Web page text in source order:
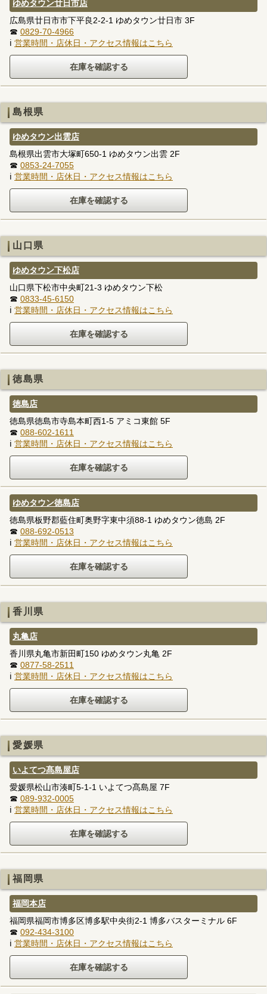
ゆめタウン廿日市店
広島県廿日市市下平良2-2-1 ゆめタウン廿日市 3F
☎ 0829-70-4966
ℹ 営業時間・店休日・アクセス情報はこちら
島根県
ゆめタウン出雲店
島根県出雲市大塚町650-1 ゆめタウン出雲 2F
☎ 0853-24-7055
ℹ 営業時間・店休日・アクセス情報はこちら
山口県
ゆめタウン下松店
山口県下松市中央町21-3 ゆめタウン下松
☎ 0833-45-6150
ℹ 営業時間・店休日・アクセス情報はこちら
徳島県
徳島店
徳島県徳島市寺島本町西1-5 アミコ東館 5F
☎ 088-602-1611
ℹ 営業時間・店休日・アクセス情報はこちら
ゆめタウン徳島店
徳島県板野郡藍住町奥野字東中須88-1 ゆめタウン徳島 2F
☎ 088-692-0513
ℹ 営業時間・店休日・アクセス情報はこちら
香川県
丸亀店
香川県丸亀市新田町150 ゆめタウン丸亀 2F
☎ 0877-58-2511
ℹ 営業時間・店休日・アクセス情報はこちら
愛媛県
いよてつ髙島屋店
愛媛県松山市湊町5-1-1 いよてつ髙島屋 7F
☎ 089-932-0005
ℹ 営業時間・店休日・アクセス情報はこちら
福岡県
福岡本店
福岡県福岡市博多区博多駅中央街2-1 博多バスターミナル 6F
☎ 092-434-3100
ℹ 営業時間・店休日・アクセス情報はこちら